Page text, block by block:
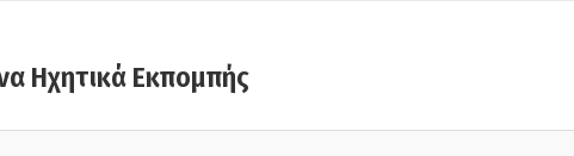
Ηχητικά Εκπομπής